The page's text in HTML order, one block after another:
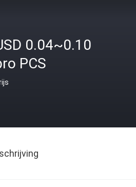
0.04~0.10
PCS